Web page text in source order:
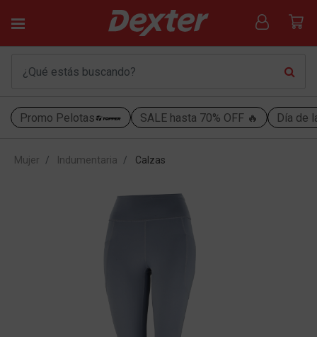
Promo Pelotas SALE hasta 70% OFF 🔥 Día de
Mujer Indumentaria Calzas